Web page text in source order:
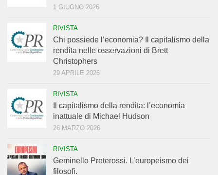
1 GIUGNO 2026
RIVISTA
Chi possiede l’economia? Il capitalismo della
rendita nelle osservazioni di Brett
Christophers
29 APRILE 2026
RIVISTA
Il capitalismo della rendita: l’economia
inattuale di Michael Hudson
26 MARZO 2026
RIVISTA
Geminello Preterossi. L’europeismo dei
filosofi.